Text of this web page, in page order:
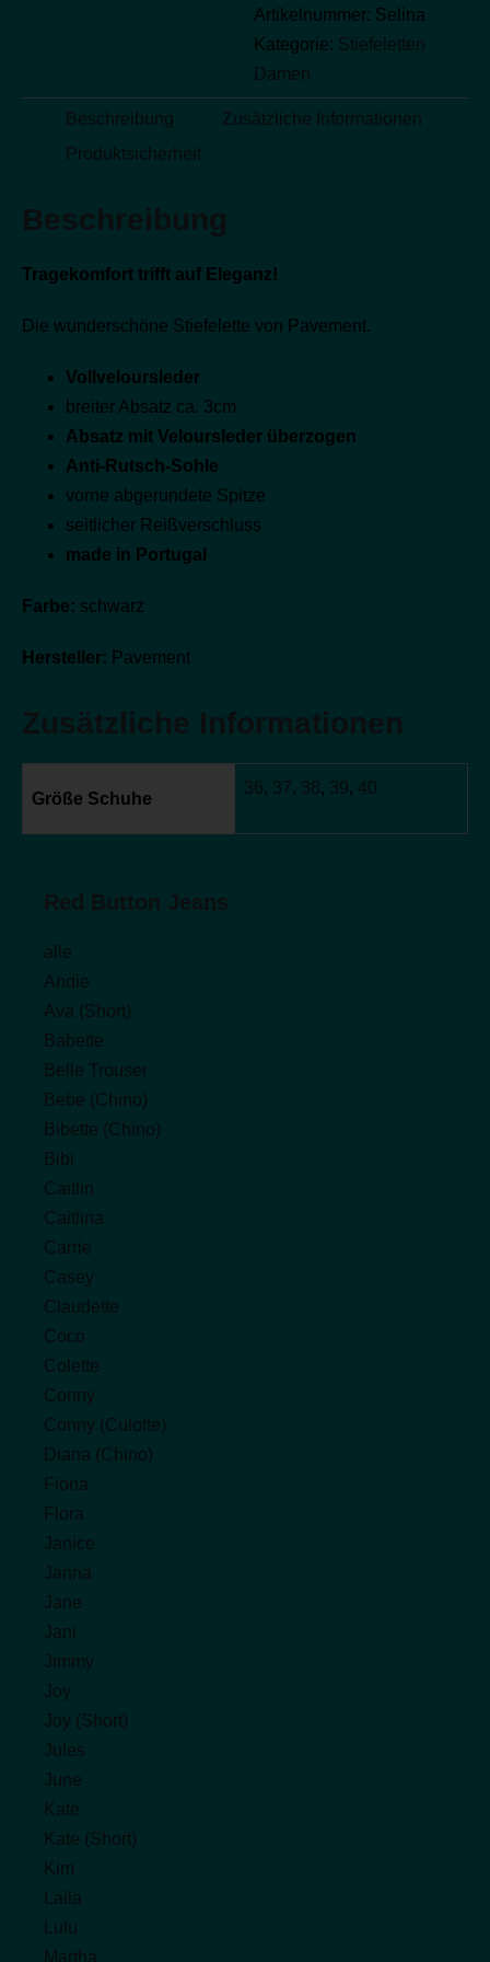
Artikelnummer: Selina
Kategorie: Stiefeletten
Damen
Beschreibung
Zusätzliche Informationen
Produktsicherheit
Tragekomfort trifft auf Eleganz!
Die wunderschöne Stiefelette von Pavement.
Vollveloursleder
breiter Absatz ca. 3cm
Absatz mit Veloursleder überzogen
Anti-Rutsch-Sohle
vorne abgerundete Spitze
seitlicher Reißverschluss
made in Portugal
Farbe: schwarz
Hersteller: Pavement
Größe Schuhe
36, 37, 38, 39, 40
alle
Andie
Ava (Short)
Babette
Belle Trouser
Bebe (Chino)
Bibette (Chino)
Bibi
Caitlin
Caitlina
Carrie
Casey
Claudette
Coco
Colette
Conny
Conny (Culotte)
Diana (Chino)
Fiona
Flora
Janice
Janna
Jane
Jani
Jimmy
Joy
Joy (Short)
Jules
June
Kate
Kate (Short)
Kim
Laila
Lulu
Martha